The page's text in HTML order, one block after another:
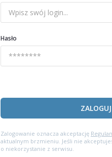
Hasło
Zalogowanie oznacza akceptację
aktualnym brzmieniu. Jeśli nie
o niekorzystanie z serwisu.